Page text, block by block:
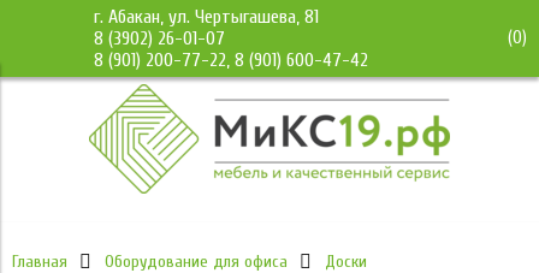
г. Абакан, ул. Чертыгашева, 81
8 (3902) 26-01-07
8 (901) 200-77-22, 8 (901) 600-47-42
(0)
Главная Оборудование для офиса
Доски